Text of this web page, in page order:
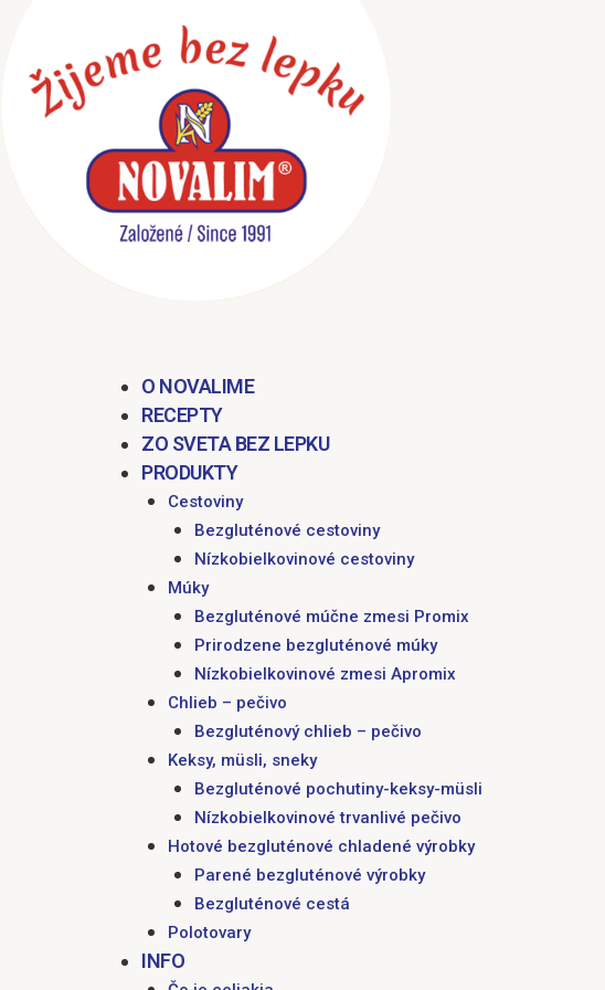
O NOVALIME
RECEPTY
ZO SVETA BEZ LEPKU
PRODUKTY
Cestoviny
Bezgluténové cestoviny
Nízkobielkovinové cestoviny
Múky
Bezgluténové múčne zmesi Promix
Prirodzene bezgluténové múky
Nízkobielkovinové zmesi Apromix
Chlieb – pečivo
Bezgluténový chlieb – pečivo
Keksy, müsli, sneky
Bezgluténové pochutiny-keksy-müsli
Nízkobielkovinové trvanlivé pečivo
Hotové bezgluténové chladené výrobky
Parené bezgluténové výrobky
Bezgluténové cestá
Polotovary
INFO